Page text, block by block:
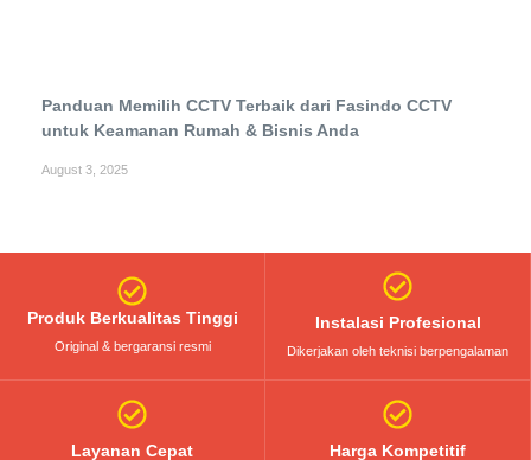
Panduan Memilih CCTV Terbaik dari Fasindo CCTV
untuk Keamanan Rumah & Bisnis Anda
August 3, 2025
Produk Berkualitas Tinggi
Original & bergaransi resmi
Instalasi Profesional
Dikerjakan oleh teknisi berpengalaman
Layanan Cepat Harga Kompetitif